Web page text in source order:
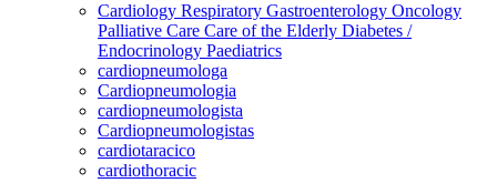
Cardiology Respiratory Gastroenterology Oncology
Palliative Care Care of the Elderly Diabetes /
Endocrinology Paediatrics
cardiopneumologa
Cardiopneumologia
cardiopneumologista
Cardiopneumologistas
cardiotaracico
cardiothoracic